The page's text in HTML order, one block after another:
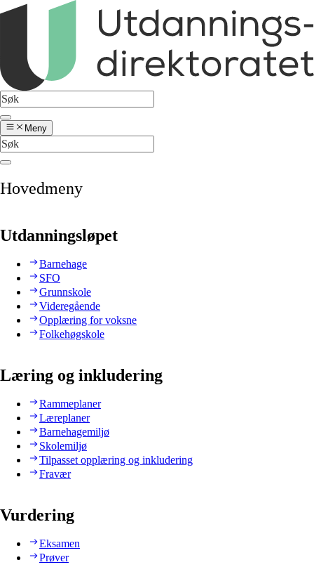
Meny
Hovedmeny
Utdanningsløpet
Barnehage
SFO
Grunnskole
Videregående
Opplæring for voksne
Folkehøgskole
Læring og inkludering
Rammeplaner
Læreplaner
Barnehagemiljø
Skolemiljø
Tilpasset opplæring og inkludering
Fravær
Vurdering
Eksamen
Prøver